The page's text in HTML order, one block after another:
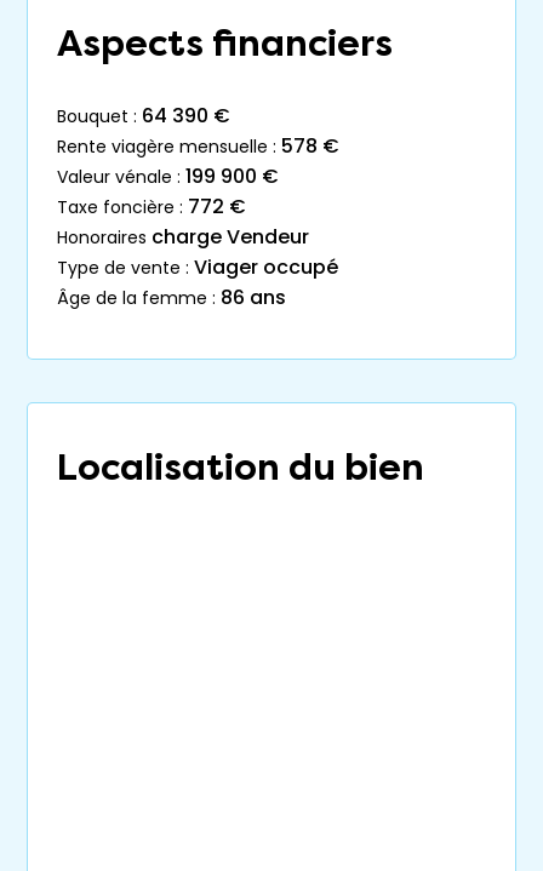
Aspects financiers
bouquet : 64 390 €
rente viagère mensuelle : 578 €
valeur vénale : 199 900 €
taxe foncière : 772 €
honoraires charge Vendeur
type de vente : Viager occupé
âge de la femme : 86 ans
Localisation du bien